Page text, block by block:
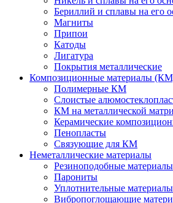
Бериллий и сплавы на его
Магниты
Припои
Катоды
Лигатура
Покрытия металлические
Композиционные материалы
Полимерные КМ
Слоистые
КМ на металлической
Керамические
Пенопласты
Связующие для КМ
Неметаллические материалы
Резиноподобные материалы
Парониты
Уплотнительные материалы
Вибропоглощающие